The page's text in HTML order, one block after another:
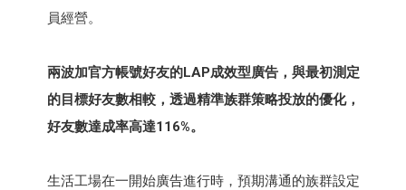
員經營。
兩波加官方帳號好友的LAP成效型廣告，與最初測定
的目標好友數相較，透過精準族群策略投放的優化，
好友數達成率高達116%。
生活工場在一開始廣告進行時，預期溝通的族群設定